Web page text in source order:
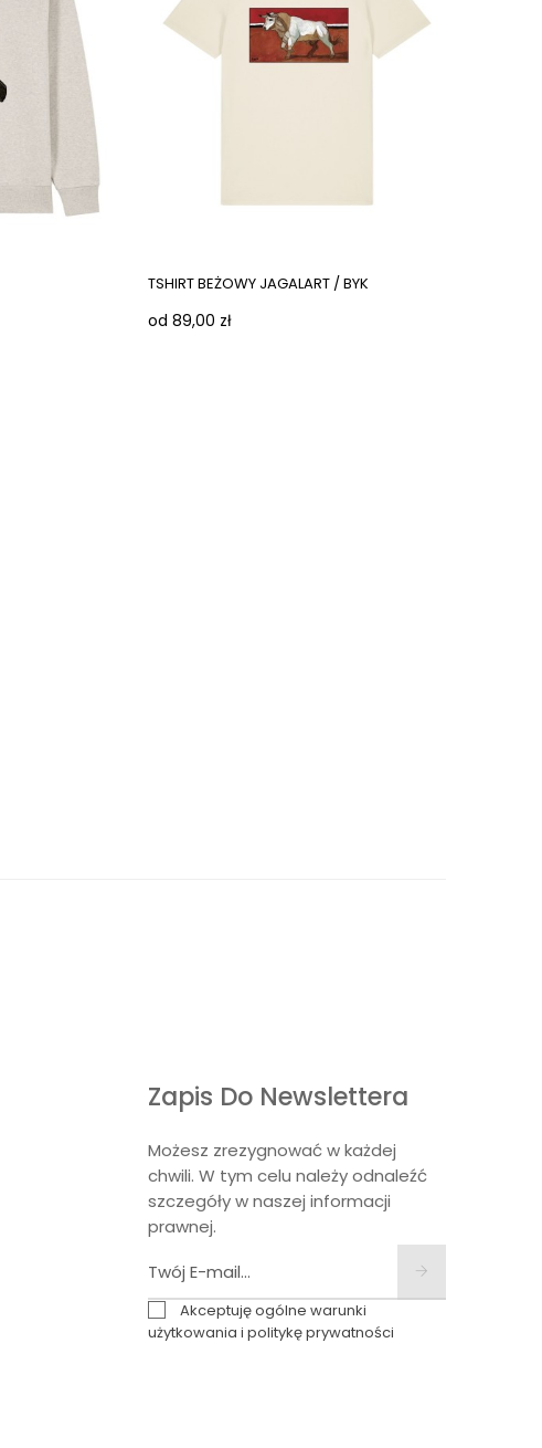
TSHIRT BEŻOWY JAGALART / BYK
od 89,00 zł
Zapis Do Newslettera
Możesz zrezygnować w każdej
chwili. W tym celu należy odnaleźć
szczegóły w naszej informacji
prawnej.
Akceptuję ogólne warunki
użytkowania i politykę prywatności